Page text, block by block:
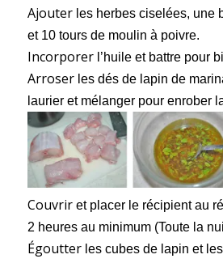
Ajouter les herbes ciselées, une
et 10 tours de moulin à poivre.
Incorporerl’huile et battre pour
Arroserles dés de lapin de
laurier et mélanger pour enrober
Couvriret placer le récipient au
2 heures au minimum (Toute la
Égoutterles cubes de lapin et